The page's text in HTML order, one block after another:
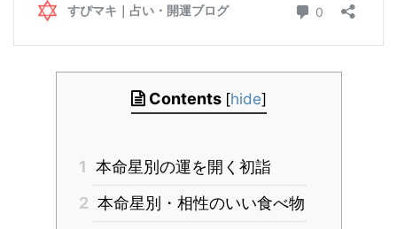
Contents [hide]
1 本命星別の運を開く初詣
2 本命星別・相性のいい食べ物